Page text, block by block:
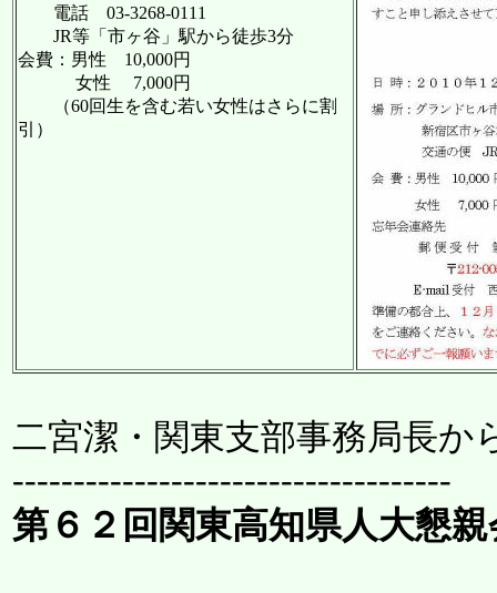
電話 03-3268-0111
JR等「市ヶ谷」駅から徒歩3分
会費：男性 10,000円
女性 7,000円
（60回生を含む若い女性はさらに割
引）
二宮潔・関東支部事務局長か
------------------------------------
第６２回関東高知県人大懇